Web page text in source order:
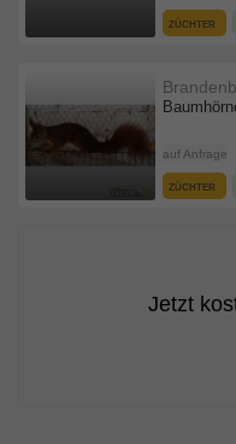
ZÜCHTER
auf Anfrage
ZÜCHTER
Jetzt